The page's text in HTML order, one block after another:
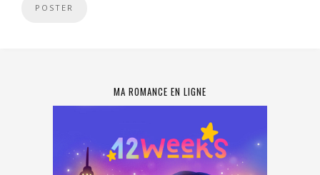
MA ROMANCE EN LIGNE